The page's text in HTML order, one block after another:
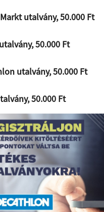
utalvány, 50.000 Ft
50.000 Ft
utalvány, 50.000 Ft
50.000 Ft